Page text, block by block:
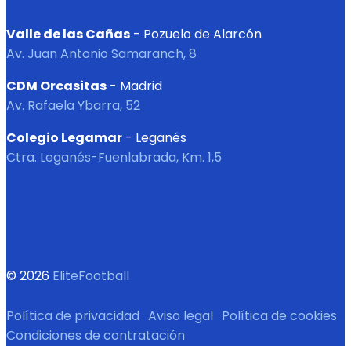
Valle de las Cañas - Pozuelo de Alarcón
Av. Juan Antonio Samaranch, 8
CDM Orcasitas - Madrid
Av. Rafaela Ybarra, 52
Colegio Legamar - Leganés
Ctra. Leganés-Fuenlabrada, Km. 1,5
© 2026 EliteFootball
Política de privacidad · Aviso legal · Política de cookies ·
Condiciones de contratación